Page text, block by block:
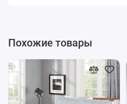
Похожие товары